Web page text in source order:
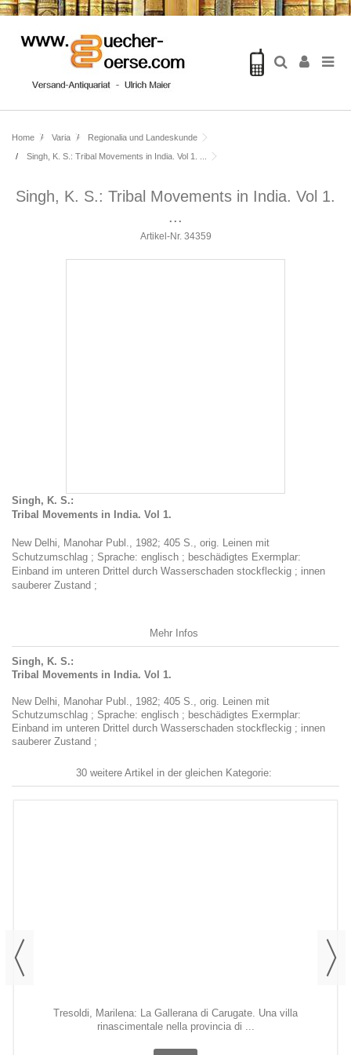
Home Varia
Regionalia und Landeskunde
Singh, K. S.: Tribal Movements in India. Vol 1. ...
Singh, K. S.: Tribal Movements in India. Vol 1.
...
Artikel-Nr. 34359
Singh, K. S.:
Tribal Movements in India. Vol 1.
New Delhi, Manohar Publ., 1982; 405 S., orig. Leinen mit
Schutzumschlag ; Sprache: englisch ; beschädigtes Exermplar:
Einband im unteren Drittel durch Wasserschaden stockfleckig ; innen
sauberer Zustand ;
Mehr Infos
Singh, K. S.:
Tribal Movements in India. Vol 1.
New Delhi, Manohar Publ., 1982; 405 S., orig. Leinen mit
Schutzumschlag ; Sprache: englisch ; beschädigtes Exermplar:
Einband im unteren Drittel durch Wasserschaden stockfleckig ; innen
sauberer Zustand ;
30 weitere Artikel in der gleichen Kategorie:
Tresoldi, Marilena: La Gallerana di Carugate. Una villa
rinascimentale nella provincia di ...